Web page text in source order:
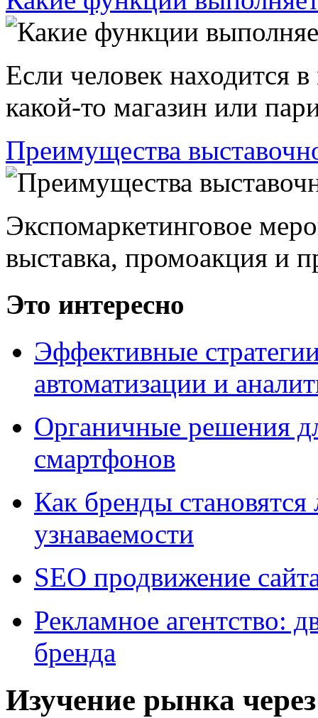
Если человек находится
какой-то магазин или
Преимущества
Экспомаркетинговое
выставка, промоакция и
Это интересно
Эффективные
автоматизации и
Органичные решения
смартфонов
Как бренды
узнаваемости
SEO продвижение
Рекламное агентство:
бренда
Изучение рынка